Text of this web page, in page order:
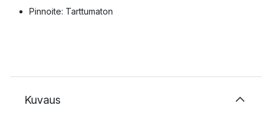
Pinnoite: Tarttumaton
Kuvaus